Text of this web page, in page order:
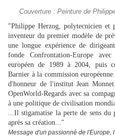
Couverture : Peinture de
"Philippe Herzog, polytecnicien et
inventeur du premier modèle de
une longue expérience de
fonde Confrontation-Europe
européen de 1989 à 2004, puis
Barnier à la commission
d'honneur de l'institut Jean
OpenWorld-Regards avec sa
à une politique de civilisation
...Il stigamatise la perte de sens
après sa création..."
Message d'un passionné de l'Europe,